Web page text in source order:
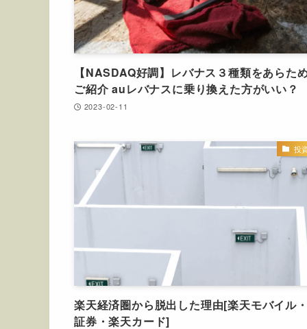
【NASDAQ好調】レバナス３種類をあらた
ご紹介 auレバナスに乗り換えた方がいい？
2023-02-11
投
楽天経済圏から脱出した理由[楽天モバイル
証券・楽天カード]